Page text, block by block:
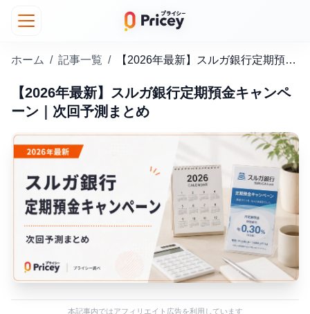
ホーム / 記事一覧 / 【2026年最新】スルガ銀行定期預金キャンペーン｜次回予測まとめ
【2026年最新】スルガ銀行定期預金キャンペ
ーン｜次回予測まとめ
本記事内ではアフィリエイト広告を利用しています